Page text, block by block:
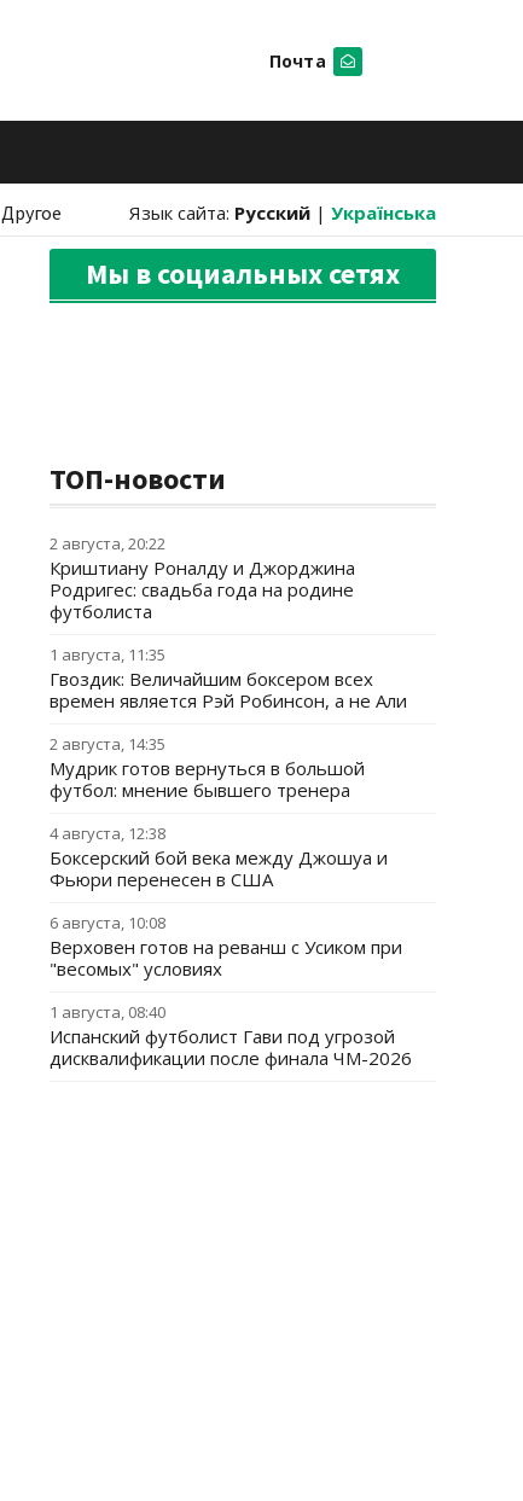
Почта
Другое Язык сайта: Русский | Українська
Мы в социальных сетях
ТОП-новости
2 августа, 20:22
Криштиану Роналду и Джорджина
Родригес: свадьба года на родине
футболиста
1 августа, 11:35
Гвоздик: Величайшим боксером всех
времен является Рэй Робинсон, а не Али
2 августа, 14:35
Мудрик готов вернуться в большой
футбол: мнение бывшего тренера
4 августа, 12:38
Боксерский бой века между Джошуа и
Фьюри перенесен в США
6 августа, 10:08
Верховен готов на реванш с Усиком при
"весомых" условиях
1 августа, 08:40
Испанский футболист Гави под угрозой
дисквалификации после финала ЧМ-2026